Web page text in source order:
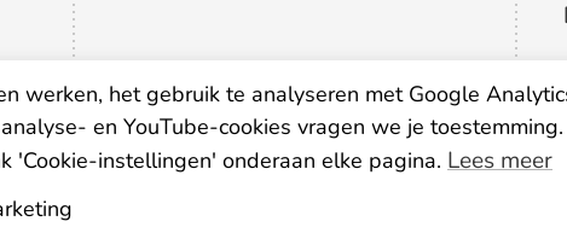
werken, het gebruik te analyseren met Google
en YouTube-cookies vragen we je toestemming.
'Cookie-instellingen' onderaan elke pagina. Lees meer